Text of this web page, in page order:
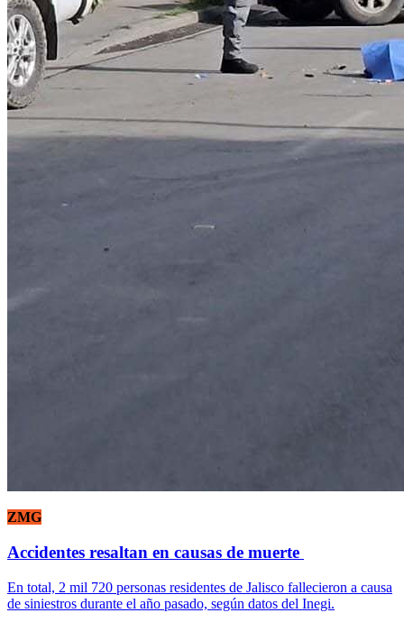
ZMG
Accidentes resaltan en causas de muerte
En total, 2 mil 720 personas residentes de Jalisco fallecieron a causa
de siniestros durante el año pasado, según datos del Inegi.